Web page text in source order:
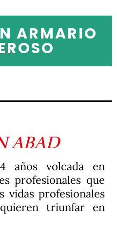
ARMARIO
ABAD
años volcada en
profesionales que
vidas profesionales
triunfar en